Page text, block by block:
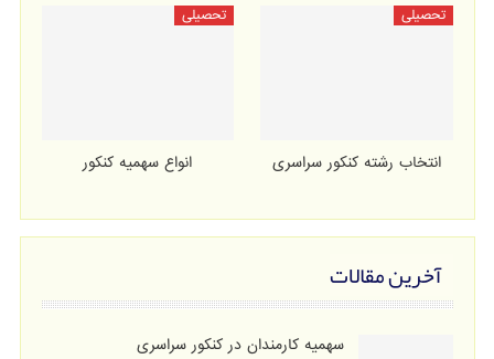
تحصیلی
انتخاب رشته کنکور سراسری
تحصیلی
انواع سهمیه کنکور
آخرین مقالات
سهمیه کارمندان در کنکور سراسری